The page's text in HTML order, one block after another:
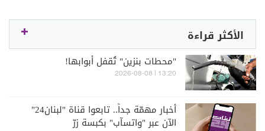
الأكثر قراءة
"محطات بنزين" تُقفل أبوابها!
13:20 | 2026-08-08
أخبار مهمّة جداً.. تابعوا قناة "لبنان24"
الآن عبر "واتسآب" بكبسة زرّ